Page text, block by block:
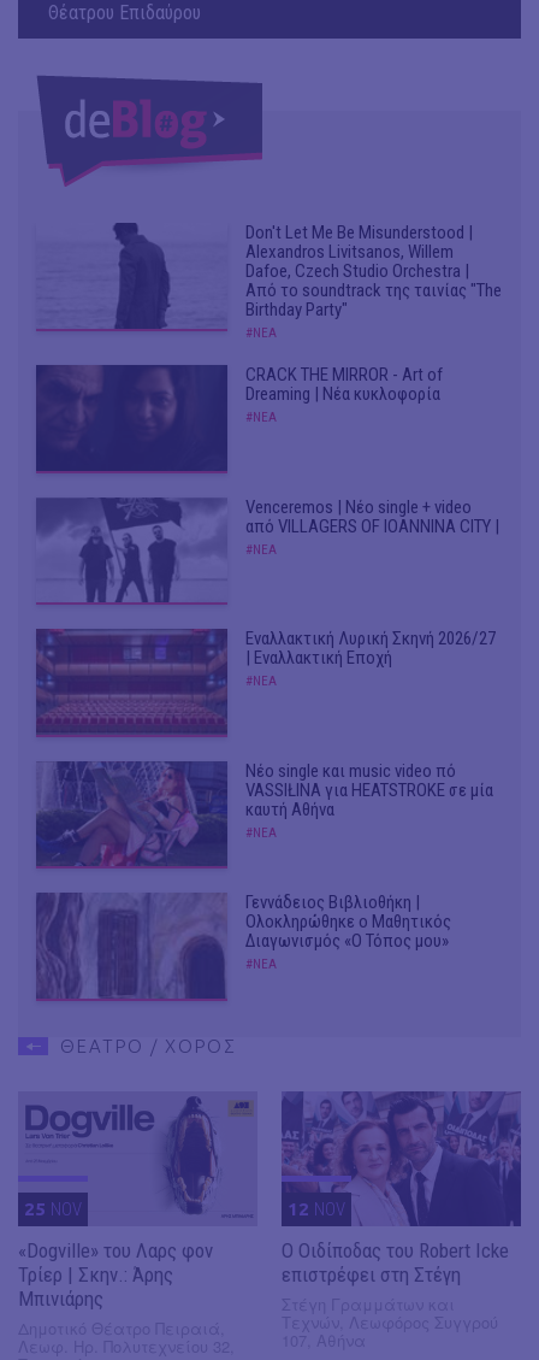
Θέατρου Επιδαύρου
Don't Let Me Be Misunderstood |
Alexandros Livitsanos, Willem
Dafoe, Czech Studio Orchestra |
Από το soundtrack της ταινίας "The
Birthday Party"
#ΝΕΑ
CRACK THE MIRROR - Art of
Dreaming | Νέα κυκλοφορία
#ΝΕΑ
Venceremos | Νέο single + video
από VILLAGERS OF IOANNINA CITY |
#ΝΕΑ
Εναλλακτική Λυρική Σκηνή 2026/27
| Εναλλακτική Εποχή
#ΝΕΑ
Νέο single και music video πό
VASSIŁINA για HEATSTROKE σε μία
καυτή Αθήνα
#ΝΕΑ
Γεννάδειος Βιβλιοθήκη |
Ολοκληρώθηκε ο Μαθητικός
Διαγωνισμός «Ο Τόπος μου»
#ΝΕΑ
ΘΕΑΤΡΟ / ΧΟΡΟΣ
25 NOV
«Dogville» του Λαρς φον
Τρίερ | Σκην.: Άρης
Μπινιάρης
12 NOV
O Οιδίποδας του Robert Icke
επιστρέφει στη Στέγη